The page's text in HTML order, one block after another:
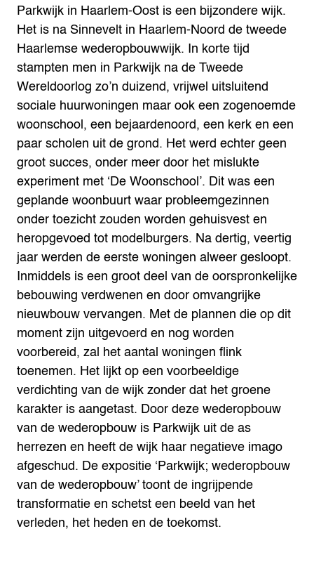
Parkwijk in Haarlem-Oost is een bijzondere wijk.
Het is na Sinnevelt in Haarlem-Noord de tweede
Haarlemse wederopbouwwijk. In korte tijd
stampten men in Parkwijk na de Tweede
Wereldoorlog zo’n duizend, vrijwel uitsluitend
sociale huurwoningen maar ook een zogenoemde
woonschool, een bejaardenoord, een kerk en een
paar scholen uit de grond. Het werd echter geen
groot succes, onder meer door het mislukte
experiment met ‘De Woonschool’. Dit was een
geplande woonbuurt waar probleemgezinnen
onder toezicht zouden worden gehuisvest en
heropgevoed tot modelburgers. Na dertig, veertig
jaar werden de eerste woningen alweer gesloopt.
Inmiddels is een groot deel van de oorspronkelijke
bebouwing verdwenen en door omvangrijke
nieuwbouw vervangen. Met de plannen die op dit
moment zijn uitgevoerd en nog worden
voorbereid, zal het aantal woningen flink
toenemen. Het lijkt op een voorbeeldige
verdichting van de wijk zonder dat het groene
karakter is aangetast. Door deze wederopbouw
van de wederopbouw is Parkwijk uit de as
herrezen en heeft de wijk haar negatieve imago
afgeschud. De expositie ‘Parkwijk; wederopbouw
van de wederopbouw’ toont de ingrijpende
transformatie en schetst een beeld van het
verleden, het heden en de toekomst.